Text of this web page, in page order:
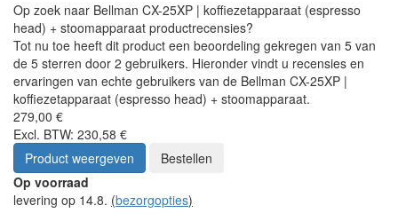
Op zoek naar Bellman CX-25XP | koffiezetapparaat (espresso
head) + stoomapparaat productrecensies?
Tot nu toe heeft dit product een beoordeling gekregen van 5 van
de 5 sterren door 2 gebruikers. Hieronder vindt u recensies en
ervaringen van echte gebruikers van de Bellman CX-25XP |
koffiezetapparaat (espresso head) + stoomapparaat.
279,00 €
Excl. BTW: 230,58 €
Product weergeven
Bestellen
Op voorraad
levering op 14.8. (bezorgopties)